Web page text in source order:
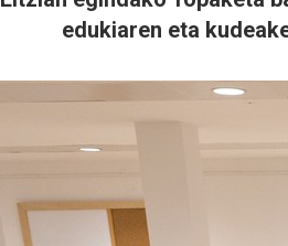
edukiaren eta